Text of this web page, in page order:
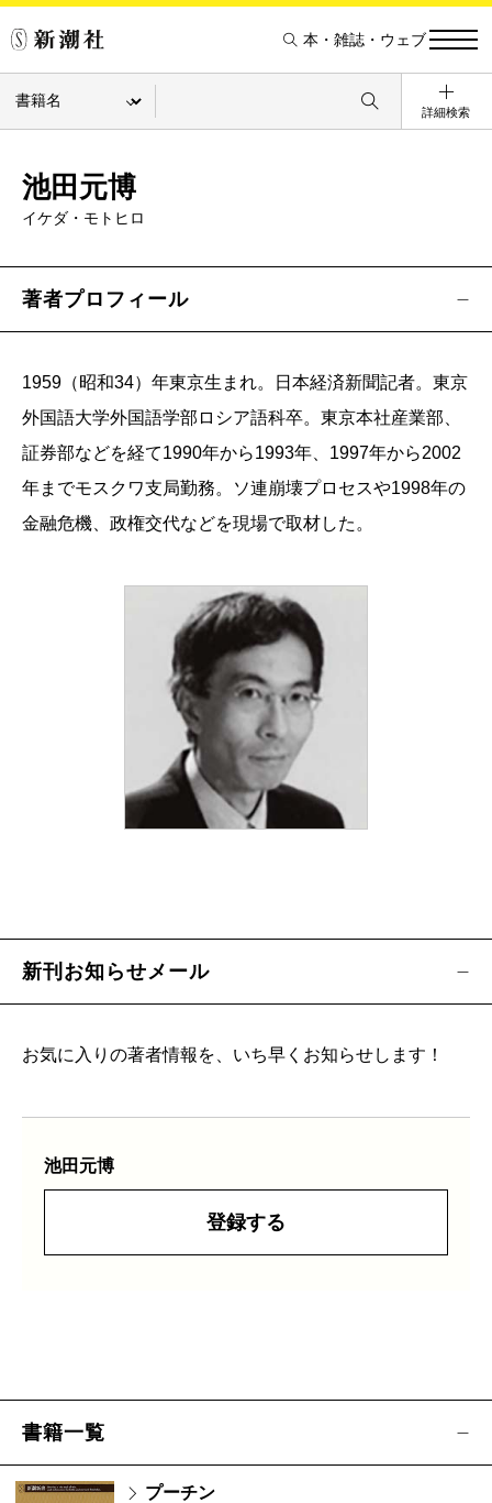
本・雑誌・ウェブ
詳細検索
池田元博
イケダ・モトヒロ
著者プロフィール
1959（昭和34）年東京生まれ。日本経済新聞記者。東京
外国語大学外国語学部ロシア語科卒。東京本社産業部、
証券部などを経て1990年から1993年、1997年から2002
年までモスクワ支局勤務。ソ連崩壊プロセスや1998年の
金融危機、政権交代などを現場で取材した。
新刊お知らせメール
お気に入りの著者情報を、いち早くお知らせします！
池田元博
登録する
書籍一覧
プーチン